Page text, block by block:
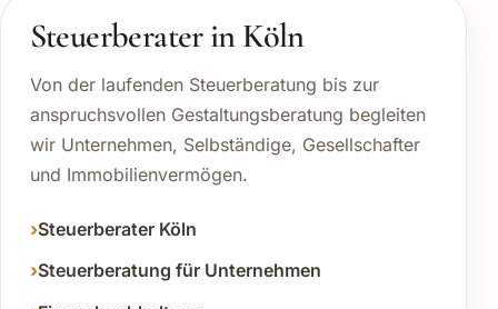
Steuerberater in Köln
Von der laufenden Steuerberatung bis zur
anspruchsvollen Gestaltungsberatung begleiten
wir Unternehmen, Selbständige, Gesellschafter
und Immobilienvermögen.
Steuerberater Köln
Steuerberatung für Unternehmen